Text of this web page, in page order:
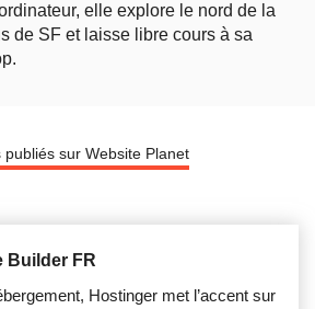
elle explore le nord de la
de SF et laisse libre cours à sa
publiés sur Website Planet
Builder FR
Hostinger met l’accent sur